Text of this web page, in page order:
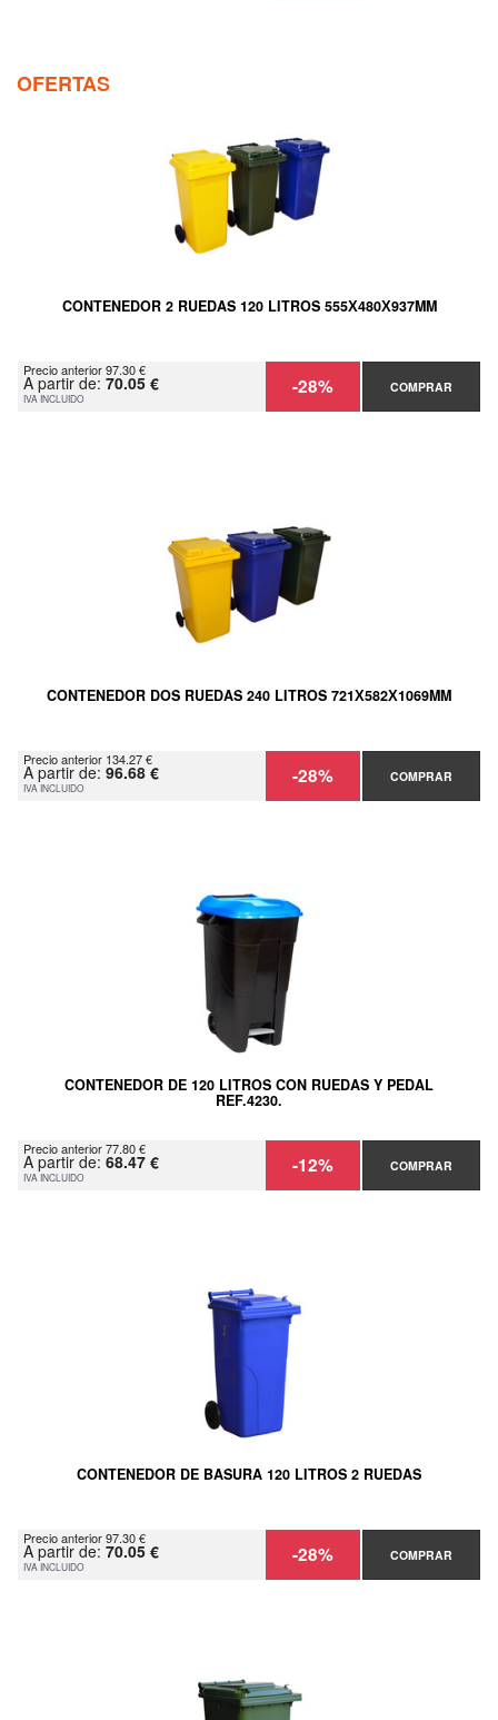
OFERTAS
CONTENEDOR 2 RUEDAS 120 LITROS 555Х480Х937MM
Precio anterior 97.30 €
A partir de: 70.05 €
IVA INCLUIDO -28% COMPRAR
CONTENEDOR DOS RUEDAS 240 LITROS 721Х582Х1069MM
Precio anterior 134.27 €
A partir de: 96.68 €
IVA INCLUIDO -28% COMPRAR
CONTENEDOR DE 120 LITROS CON RUEDAS Y PEDAL
REF.4230.
Precio anterior 77.80 €
A partir de: 68.47 €
IVA INCLUIDO -12% COMPRAR
CONTENEDOR DE BASURA 120 LITROS 2 RUEDAS
Precio anterior 97.30 €
A partir de: 70.05 €
IVA INCLUIDO -28% COMPRAR